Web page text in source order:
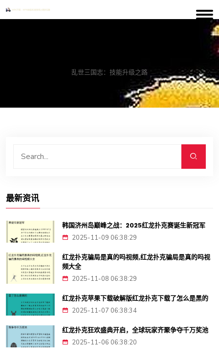
乱世三国志：技能升级之路
最新资讯
韩国济州岛巅峰之战：2025红龙扑克赛诞生新冠军
2025-11-09 06:38:29
红龙扑克骗局是真的吗视频,红龙扑克骗局是真的吗视
频大全
2025-11-08 06:38:29
红龙扑克苹果下载破解版红龙扑克下载了怎么是黑的
2025-11-07 06:38:34
红龙扑克狂欢盛典开启，全球玩家齐聚争夺千万奖池
2025-11-06 06:38:20